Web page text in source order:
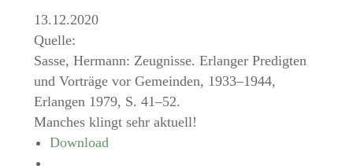
13.12.2020
Quelle:
Sasse, Hermann: Zeugnisse. Erlanger Predigten
und Vorträge vor Gemeinden, 1933–1944,
Erlangen 1979, S. 41–52.
Manches klingt sehr aktuell!
Download